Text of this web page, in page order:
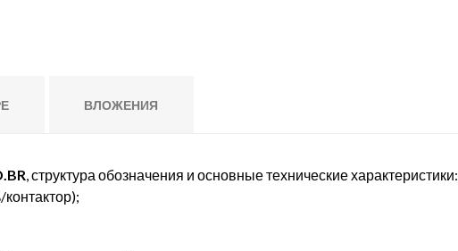
ВЛОЖЕНИЯ
, структура обозначения и основные технические характеристики: